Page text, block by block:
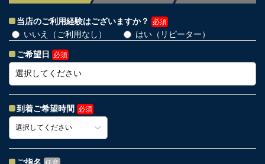
当店のご利用経験はございますか？ 必須
いいえ（ご利用なし） はい（リピーター）
ご希望日 必須
到着ご希望時間 必須